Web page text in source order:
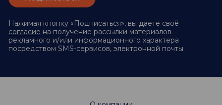
Нажимая кнопку «Подписаться», вы даете своё
согласие на получение рассылки материалов
рекламного и/или информационного характера
посредством SMS-сервисов, электронной почты